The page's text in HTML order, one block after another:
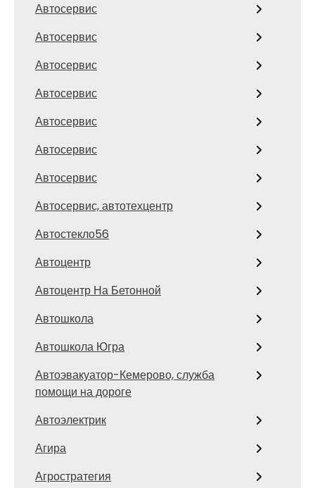
Автосервис
Автосервис
Автосервис
Автосервис
Автосервис
Автосервис
Автосервис
Автосервис, автотехцентр
Автостекло56
Автоцентр
Автоцентр На Бетонной
Автошкола
Автошкола Югра
Автоэвакуатор-Кемерово, служба
помощи на дороге
Автоэлектрик
Агира
Агростратегия